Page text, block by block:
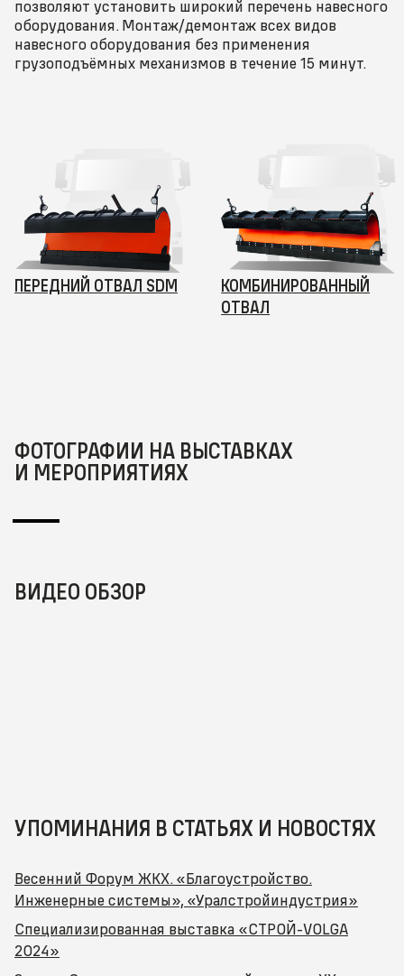
позволяют установить широкий перечень навесного
оборудования. Монтаж/демонтаж всех видов
навесного оборудования без применения
грузоподъёмных механизмов в течение 15 минут.
ПЕРЕДНИЙ ОТВАЛ SDM
КОМБИНИРОВАННЫЙ
ОТВАЛ
ФОТОГРАФИИ НА ВЫСТАВКАХ
И МЕРОПРИЯТИЯХ
ВИДЕО ОБЗОР
УПОМИНАНИЯ В СТАТЬЯХ И НОВОСТЯХ
Весенний Форум ЖКХ. «Благоустройство.
Инженерные системы», «Уралстройиндустрия»
Специализированная выставка «СТРОЙ-VOLGA
2024»